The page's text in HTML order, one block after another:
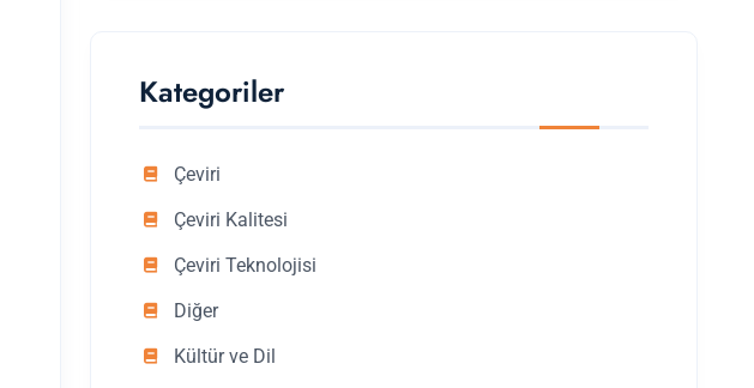
Kategoriler
Çeviri
Çeviri Kalitesi
Çeviri Teknolojisi
Diğer
Kültür ve Dil